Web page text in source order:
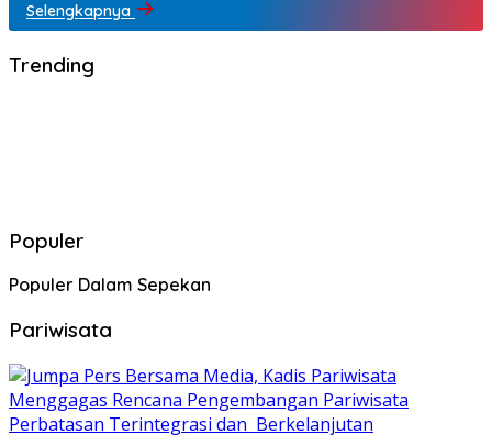
Selengkapnya
Trending
Populer
Populer Dalam Sepekan
Pariwisata